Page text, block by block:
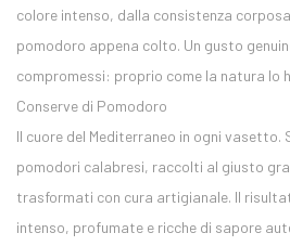
colore intenso, dalla consistenza
pomodoro appena colto. Un gusto
compromessi: proprio come la natura lo
Conserve di Pomodoro
Il cuore del Mediterraneo in ogni vasetto.
pomodori calabresi, raccolti al giusto
trasformati con cura artigianale. Il
intenso, profumate e ricche di sapore